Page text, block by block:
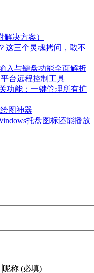
决方案）
这三个灵魂拷问，敢不
入与键盘功能全面解析
台远程控制工具
功能：一键管理所有扩
图神器
托盘图标还能播放
昵称 (必填)